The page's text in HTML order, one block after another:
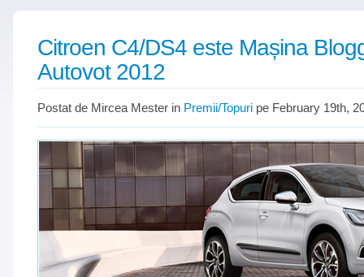
Citroen C4/DS4 este Mașina
Autovot 2012
Postat de Mircea Mester in Premii/Topuri pe February 19th,